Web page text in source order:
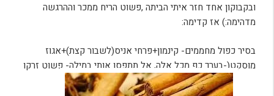
ובקבוקון אחד חזר איתי הביתה ,פשוט הריח ממכר וההרגשה
מדהימה:) אז קדימה:
בסיר כפול מחממים- קינמון+פרחי אניס(לשבור קצת)+אגוז
מוסקט(-בערך כף מכל אלה, אל תתפסו אותי במילה- פשוט זרקו